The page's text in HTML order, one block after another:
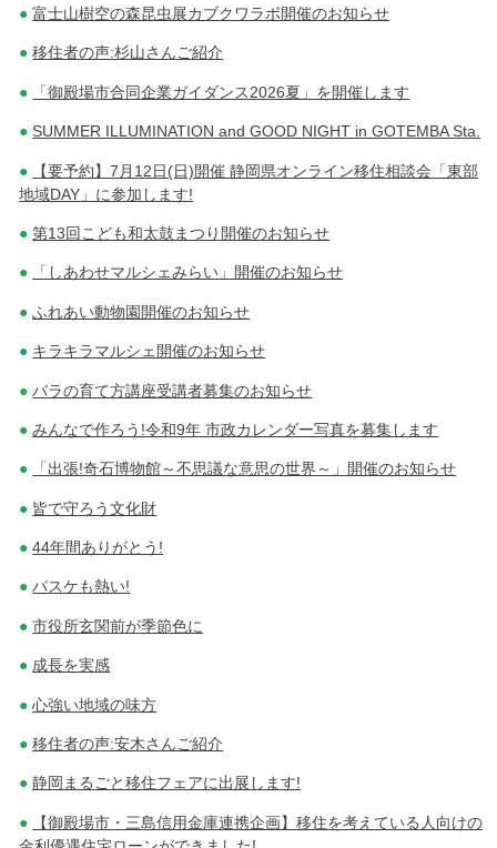
シ
ョ
ン
富士山樹空の森昆虫展カブクワラボ開催のお知らせ
移住者の声:杉山さんご紹介
「御殿場市合同企業ガイダンス2026夏」を開催します
SUMMER ILLUMINATION and GOOD NIGHT in GOTEMBA Sta.
【要予約】7月12日(日)開催 静岡県オンライン移住相談会「東部
地域DAY」に参加します!
第13回こども和太鼓まつり開催のお知らせ
「しあわせマルシェみらい」開催のお知らせ
ふれあい動物園開催のお知らせ
キラキラマルシェ開催のお知らせ
バラの育て方講座受講者募集のお知らせ
みんなで作ろう!令和9年 市政カレンダー写真を募集します
「出張!奇石博物館～不思議な意思の世界～」開催のお知らせ
皆で守ろう文化財
44年間ありがとう!
バスケも熱い!
市役所玄関前が季節色に
成長を実感
心強い地域の味方
移住者の声:安木さんご紹介
静岡まるごと移住フェアに出展します!
【御殿場市・三島信用金庫連携企画】移住を考えている人向けの